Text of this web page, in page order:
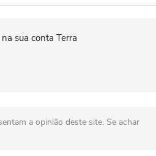
sua conta Terra
a opinião deste site. Se achar